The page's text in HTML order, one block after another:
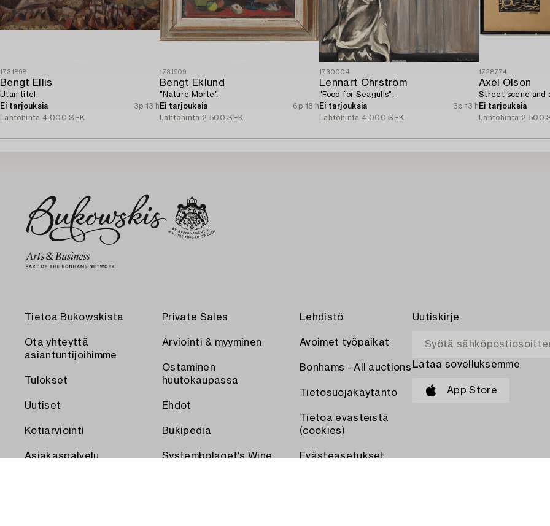
1731898
Bengt Ellis
Utan titel.
Ei tarjouksia
3p 13 h
Lähtöhinta 4 000 SEK
1731909
Bengt Eklund
"Nature Morte".
Ei tarjouksia
6p 18 h
Lähtöhinta 2 500 SEK
1730004
Lennart Öhrström
"Food for Seagulls".
Ei tarjouksia
3p 13 h
Lähtöhinta 4 000 SEK
1728774
Axel Olson
Street scene and
Ei tarjouksia
Lähtöhinta 2 500
Tietoa Bukowskista
Ota yhteyttä
asiantuntijoihimme
Tulokset
Uutiset
Kotiarviointi
Asiakaspalvelu
Private Sales
Arviointi & myyminen
Ostaminen
huutokaupassa
Ehdot
Bukipedia
Systembolaget's Wine
Lehdistö
Avoimet työpaikat
Bonhams - All auctions
Tietosuojakäytäntö
Tietoa evästeistä
(cookies)
Evästeasetukset
Uutiskirje
Lataa sovelluksemme
App Store